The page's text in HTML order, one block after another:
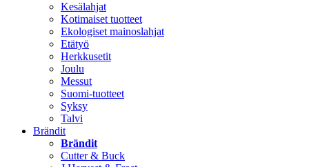
Kesälahjat
Kotimaiset tuotteet
Ekologiset mainoslahjat
Etätyö
Herkkusetit
Joulu
Messut
Suomi-tuotteet
Syksy
Talvi
Brändit
Brändit
Cutter & Buck